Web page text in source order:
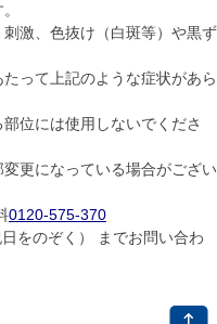
激、色抜け（白斑等）や黒ず
って上記のような症状があら
位には使用しないでくださ
更になっている場合がござい
0120-575-370
をのぞく）
までお問い合わ